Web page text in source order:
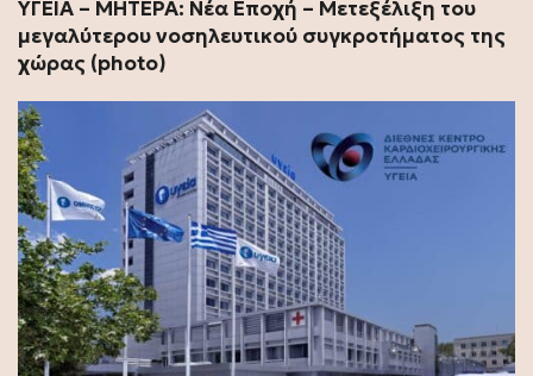
ΥΓΕΙΑ – ΜΗΤΕΡΑ: Νέα Εποχή – Μετεξέλιξη του
μεγαλύτερου νοσηλευτικού συγκροτήματος της
χώρας (photo)